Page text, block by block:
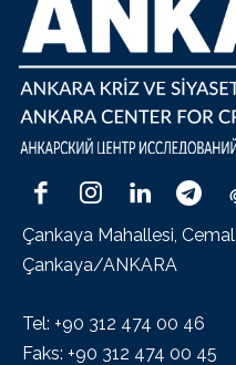
Çankaya Mahallesi,
Çankaya/ANKARA
Tel: +90 312 474 00 46
Faks: +90 312 474 00 45